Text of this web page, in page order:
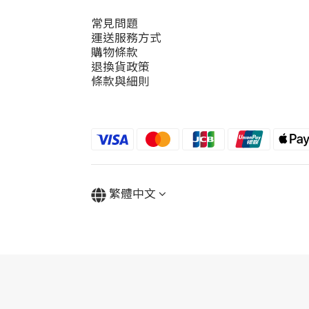
常見問題
運送服務方式
購物條款
退換貨政策
條款與細則
繁體中文